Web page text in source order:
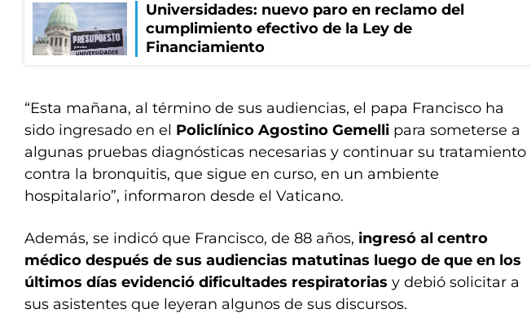
Universidades: nuevo paro en reclamo del
cumplimiento efectivo de la Ley de
Financiamiento
“Esta mañana, al término de sus audiencias, el papa Francisco ha
sido ingresado en el Policlínico Agostino Gemelli para someterse a
algunas pruebas diagnósticas necesarias y continuar su tratamiento
contra la bronquitis, que sigue en curso, en un ambiente
hospitalario”, informaron desde el Vaticano.
Además, se indicó que Francisco, de 88 años, ingresó al centro
médico después de sus audiencias matutinas luego de que en los
últimos días evidenció dificultades respiratorias y debió solicitar a
sus asistentes que leyeran algunos de sus discursos.